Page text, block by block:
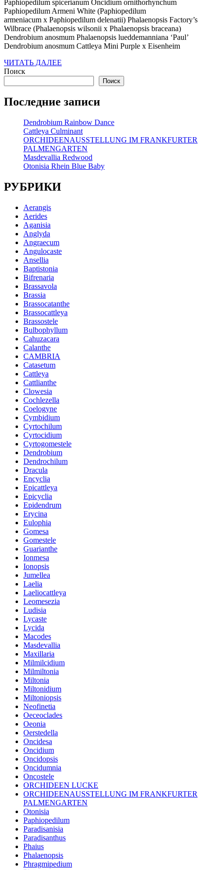
2026
Paphiopedilum spicerianum Oncidium ornithorhynchum
Paphiopedilum Armeni White (Paphiopedilum
armeniacum x Paphiopedilum delenatii) Phalaenopsis Factory’s
Wilbrace (Phalaenopsis wilsonii x Phalaenopsis braceana)
Dendrobium anosmum Phalaenopsis lueddemanniana ‘Paul’
Dendrobium anosmum Cattleya Mini Purple x Eisenheim
ЧИТАТЬ ДАЛЕЕ
Поиск
Поиск
Последние записи
Dendrobium Rainbow Dance
Cattleya Culminant
ORCHIDEENAUSSTELLUNG IM FRANKFURTER
PALMENGARTEN
Masdevallia Redwood
Otonisia Rhein Blue Baby
РУБРИКИ
Aerangis
Aerides
Aganisia
Anglyda
Angraecum
Angulocaste
Ansellia
Baptistonia
Bifrenaria
Brassavola
Brassia
Brassocatanthe
Brassocattleya
Brassostele
Bulbophyllum
Cahuzacara
Calanthe
CAMBRIA
Catasetum
Cattleya
Cattlianthe
Clowesia
Cochlezella
Coelogyne
Cymbidium
Cyrtochilum
Cyrtocidium
Cyrtogomestele
Dendrobium
Dendrochilum
Dracula
Encyclia
Epicattleya
Epicyclia
Epidendrum
Erycina
Eulophia
Gomesa
Gomestele
Guarianthe
Ionmesa
Ionopsis
Jumellea
Laelia
Laeliocattleya
Leomesezia
Ludisia
Lycaste
Lycida
Macodes
Masdevallia
Maxillaria
Milmilcidium
Milmiltonia
Miltonia
Miltonidium
Miltoniopsis
Neofinetia
Oeceoclades
Oeonia
Oerstedella
Oncidesa
Oncidium
Oncidopsis
Oncidumnia
Oncostele
ORCHIDEEN LUCKE
ORCHIDEENAUSSTELLUNG IM FRANKFURTER
PALMENGARTEN
Otonisia
Paphiopedilum
Paradisanisia
Paradisanthus
Phaius
Phalaenopsis
Phragmipedium